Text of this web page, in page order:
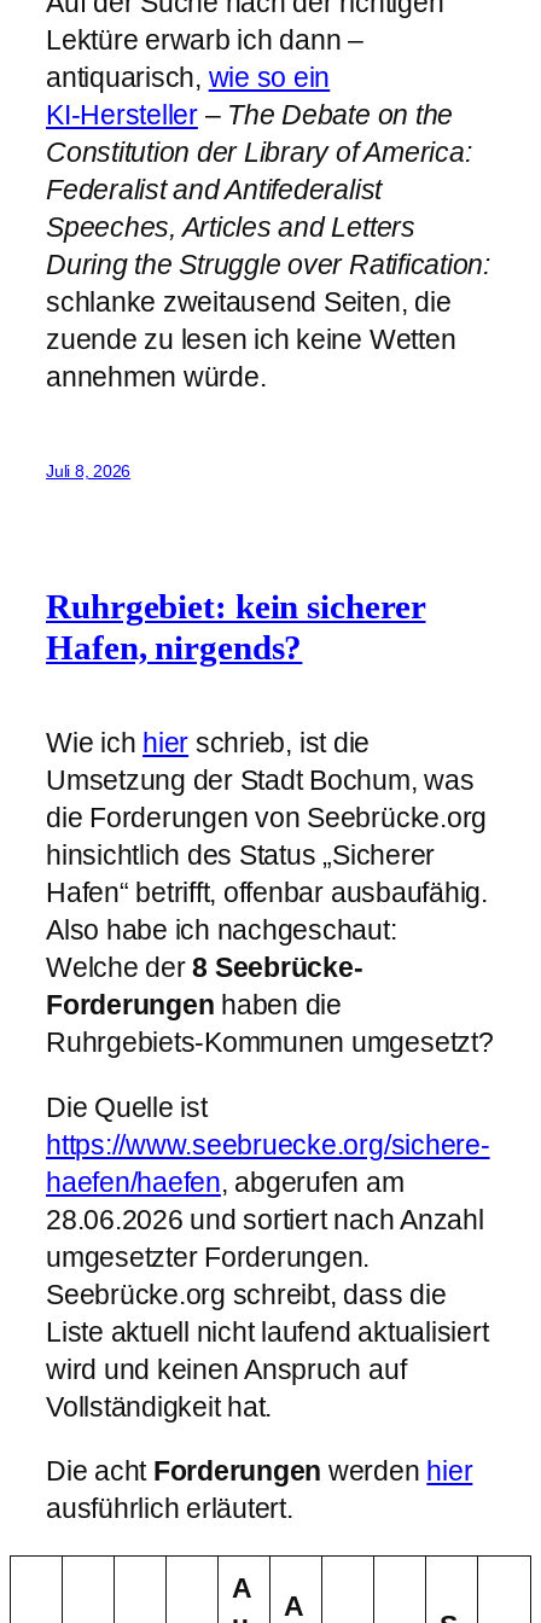
Lektüre erwarb ich dann –
antiquarisch, wie so ein
KI‑Hersteller– The Debate on the
Constitution der Library of America:
Federalist and Antifederalist
Speeches, Articles and Letters
During the Struggle over Ratification:
schlanke zweitausend Seiten, die
zuende zu lesen ich keine Wetten
annehmen würde.
Juli 8, 2026
Ruhrgebiet: kein sicherer
Hafen, nirgends?
Wie ich hier schrieb, ist die
Umsetzung der Stadt Bochum, was
die Forderungen von Seebrücke.org
hinsichtlich des Status „Sicherer
Hafen“ betrifft, offenbar ausbaufähig.
Also habe ich nachgeschaut:
Welche der8 Seebrücke-
Forderungen haben die
Ruhrgebiets-Kommunen umgesetzt?
Die Quelle ist
https://www.seebruecke.org/sichere-
haefen/haefen, abgerufen am
28.06.2026 und sortiert nach Anzahl
umgesetzter Forderungen.
Seebrücke.org schreibt, dass die
Liste aktuell nicht laufend aktualisiert
wird und keinen Anspruch auf
Vollständigkeit hat.
Die acht Forderungen werden hier
ausführlich erläutert.
A
A